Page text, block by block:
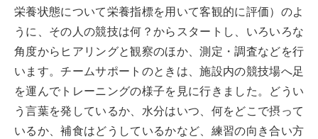
栄養状態について栄養指標を用いて客観的に評価）のよ
うに、その人の競技は何？からスタートし、いろいろな
角度からヒアリングと観察のほか、測定・調査などを行
います。チームサポートのときは、施設内の競技場へ足
を運んでトレーニングの様子を見に行きました。どうい
う言葉を発しているか、水分はいつ、何をどこで摂って
いるか、補食はどうしているかなど、練習の向き合い方